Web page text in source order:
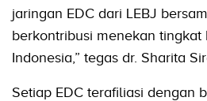
jaringan EDC dari LEBJ
berkontribusi menekan tingkat
Indonesia,” tegas dr. Sharita
Setiap EDC terafiliasi dengan